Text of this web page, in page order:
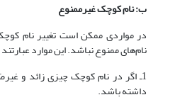
ب: نام کوچک غیرممنوع
در مواردی ممکن است تغییر نام
نام‌های ممنوع نباشد. این موارد عبارتند
1ـ اگر در نام کوچک چیزی زائد و
داشته باشد.